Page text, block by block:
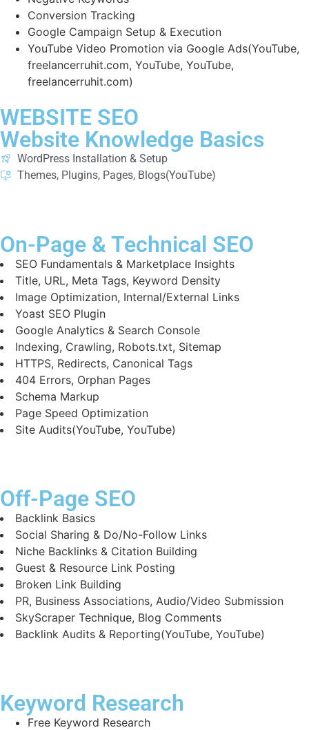
Conversion Tracking
Google Campaign Setup & Execution
YouTube Video Promotion via Google Ads(YouTube,
freelancerruhit.com, YouTube, YouTube,
freelancerruhit.com)
WEBSITE SEO
Website Knowledge Basics
WordPress Installation & Setup
Themes, Plugins, Pages, Blogs(YouTube)
On-Page & Technical SEO
SEO Fundamentals & Marketplace Insights
Title, URL, Meta Tags, Keyword Density
Image Optimization, Internal/External Links
Yoast SEO Plugin
Google Analytics & Search Console
Indexing, Crawling, Robots.txt, Sitemap
HTTPS, Redirects, Canonical Tags
404 Errors, Orphan Pages
Schema Markup
Page Speed Optimization
Site Audits(YouTube, YouTube)
Off-Page SEO
Backlink Basics
Social Sharing & Do/No-Follow Links
Niche Backlinks & Citation Building
Guest & Resource Link Posting
Broken Link Building
PR, Business Associations, Audio/Video Submission
SkyScraper Technique, Blog Comments
Backlink Audits & Reporting(YouTube, YouTube)
Keyword Research
Free Keyword Research